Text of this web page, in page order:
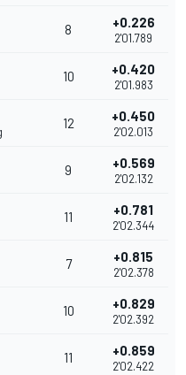
8 +0.226
2'01.789
10 +0.420
2'01.983
12 +0.450
2'02.013
9 +0.569
2'02.132
11 +0.781
2'02.344
7 +0.815
2'02.378
10 +0.829
2'02.392
11 +0.859
2'02.422